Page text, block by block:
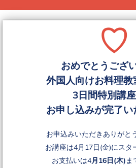
♡
おめでとうござ
外国人向けお料理
3日間特別講
お申し込みが完了い
お申込みいただきありがと
お講座は4月17日(金)にスタ
お支払いは4月16日(木)ま